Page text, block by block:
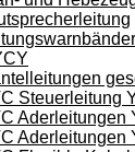
Steuerleitung
Aderleitungen
Aderleitungen